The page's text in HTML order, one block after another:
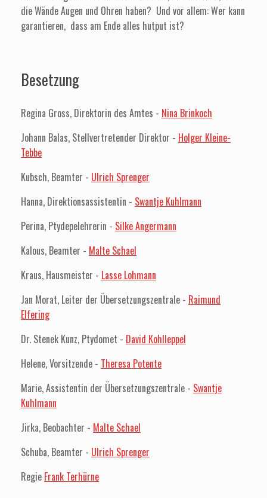
die Wände Augen und Ohren haben? Und vor allem: Wer kann
garantieren, dass am Ende alles hutput ist?
Besetzung
Regina Gross, Direktorin des Amtes - Nina Brinkoch
Johann Balas, Stellvertretender Direktor - Holger Kleine-
Tebbe
Kubsch, Beamter - Ulrich Sprenger
Hanna, Direktionsassistentin - Swantje Kuhlmann
Perina, Ptydepelehrerin - Silke Angermann
Kalous, Beamter - Malte Schael
Kraus, Hausmeister - Lasse Lohmann
Jan Morat, Leiter der Übersetzungszentrale - Raimund
Elfering
Dr. Stenek Kunz, Ptydomet - David Kohlleppel
Helene, Vorsitzende - Theresa Potente
Marie, Assistentin der Übersetzungszentrale - Swantje
Kuhlmann
Jirka, Beobachter - Malte Schael
Schuba, Beamter - Ulrich Sprenger
Regie Frank Terhürne